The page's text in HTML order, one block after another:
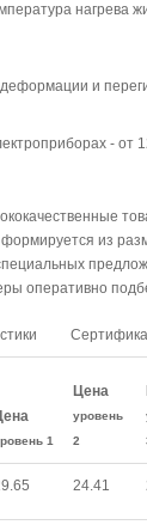
нагрева
деформации и
- от
из
оперативно
1
Цена
уровень
2
24.41